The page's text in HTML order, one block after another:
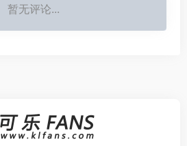
暂无评论...